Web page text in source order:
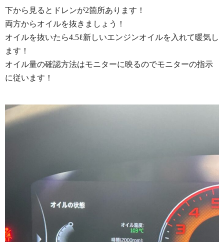
下から見るとドレンが2箇所あります！
両方からオイルを抜きましょう！
オイルを抜いたら4.5ℓ新しいエンジンオイルを入れて暖気し
ます！
オイル量の確認方法はモニターに映るのでモニターの指示
に従います！